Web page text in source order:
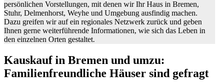
persönlichen Vorstellungen, mit denen wir Ihr Haus in Bremen,
Stuhr, Delmenhorst, Weyhe und Umgebung ausfindig machen.
Dazu greifen wir auf ein regionales Netzwerk zurück und geben
Ihnen gerne weiterführende Informationen, wie sich das Leben in
den einzelnen Orten gestaltet.
Kauskauf in Bremen und umzu:
Familienfreundliche Häuser sind gefragt